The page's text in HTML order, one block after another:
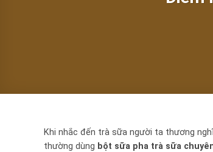
Khi nhắc đến trà sữa người ta thương
thường dùng bột sữa pha trà sữa